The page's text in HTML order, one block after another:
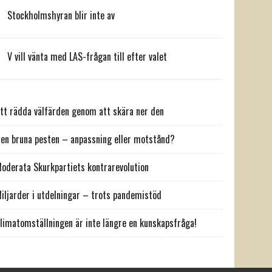
Stockholmshyran blir inte av
V vill vänta med LAS-frågan till efter valet
rädda välfärden genom att skära ner den
bruna pesten – anpassning eller motstånd?
Skurkpartiets kontrarevolution
i utdelningar – trots pandemistöd
är inte längre en kunskapsfråga!